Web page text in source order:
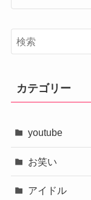
カテゴリー
youtube
お笑い
アイドル